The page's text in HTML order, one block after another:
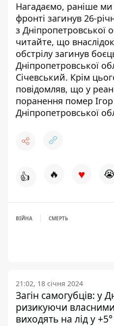
Нагадаємо, раніше
фронті загинув 26-
з Дніпропетровської
читайте, що
обстрілу загинув
Дніпропетровської
Січевський. Крім
повідомляв, що у
поранення помер
Дніпропетровської
👍 🔥 ♥
ВІЙНА СМЕРТЬ
21:02, 18 січня 2024
Загін самогубців: у
ризикуючи
виходять на лід у +5°